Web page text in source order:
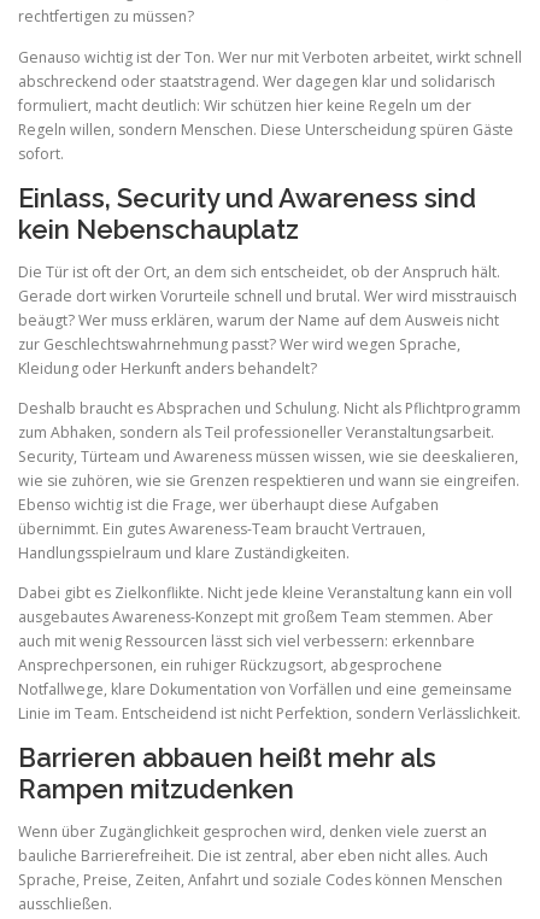
rechtfertigen zu müssen?
Genauso wichtig ist der Ton. Wer nur mit Verboten arbeitet, wirkt schnell
abschreckend oder staatstragend. Wer dagegen klar und solidarisch
formuliert, macht deutlich: Wir schützen hier keine Regeln um der
Regeln willen, sondern Menschen. Diese Unterscheidung spüren Gäste
sofort.
Einlass, Security und Awareness sind
kein Nebenschauplatz
Die Tür ist oft der Ort, an dem sich entscheidet, ob der Anspruch hält.
Gerade dort wirken Vorurteile schnell und brutal. Wer wird misstrauisch
beäugt? Wer muss erklären, warum der Name auf dem Ausweis nicht
zur Geschlechtswahrnehmung passt? Wer wird wegen Sprache,
Kleidung oder Herkunft anders behandelt?
Deshalb braucht es Absprachen und Schulung. Nicht als Pflichtprogramm
zum Abhaken, sondern als Teil professioneller Veranstaltungsarbeit.
Security, Türteam und Awareness müssen wissen, wie sie deeskalieren,
wie sie zuhören, wie sie Grenzen respektieren und wann sie eingreifen.
Ebenso wichtig ist die Frage, wer überhaupt diese Aufgaben
übernimmt. Ein gutes Awareness-Team braucht Vertrauen,
Handlungsspielraum und klare Zuständigkeiten.
Dabei gibt es Zielkonflikte. Nicht jede kleine Veranstaltung kann ein voll
ausgebautes Awareness-Konzept mit großem Team stemmen. Aber
auch mit wenig Ressourcen lässt sich viel verbessern: erkennbare
Ansprechpersonen, ein ruhiger Rückzugsort, abgesprochene
Notfallwege, klare Dokumentation von Vorfällen und eine gemeinsame
Linie im Team. Entscheidend ist nicht Perfektion, sondern Verlässlichkeit.
Barrieren abbauen heißt mehr als
Rampen mitzudenken
Wenn über Zugänglichkeit gesprochen wird, denken viele zuerst an
bauliche Barrierefreiheit. Die ist zentral, aber eben nicht alles. Auch
Sprache, Preise, Zeiten, Anfahrt und soziale Codes können Menschen
ausschließen.